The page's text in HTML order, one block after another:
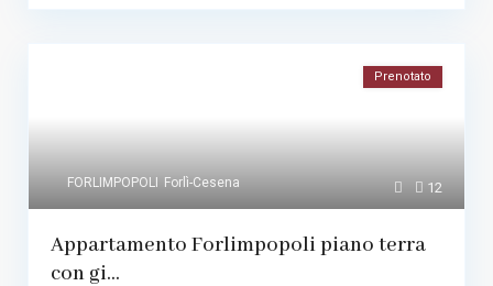
12
FORLIMPOPOLI Forlì-Cesena
Prenotato
Appartamento Forlimpopoli piano terra
con gi...